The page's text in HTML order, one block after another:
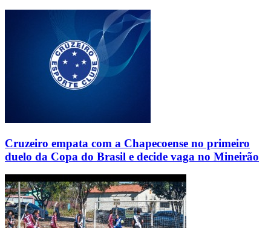
Cruzeiro empata com a Chapecoense no primeiro
duelo da Copa do Brasil e decide vaga no Mineirão